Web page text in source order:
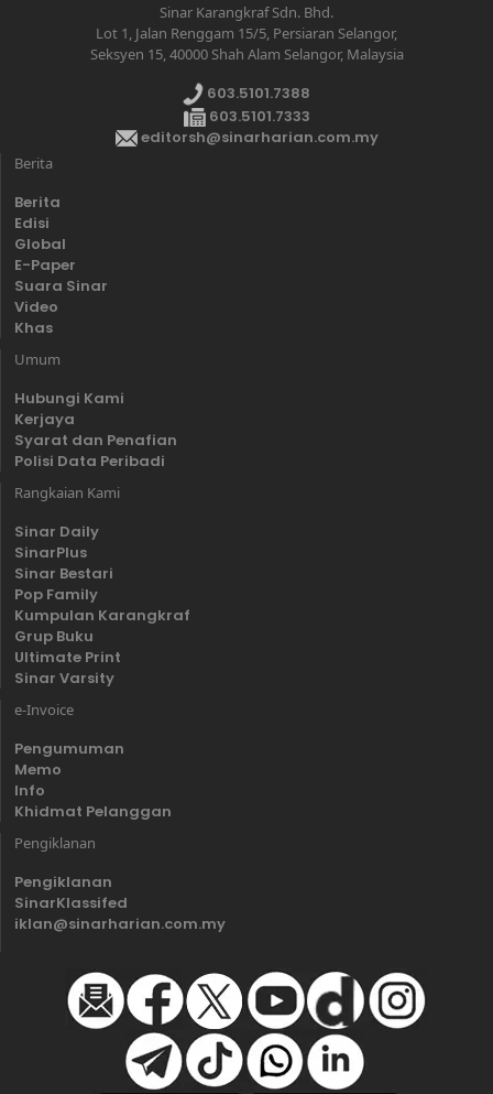
Sinar Karangkraf Sdn. Bhd.
Lot 1, Jalan Renggam 15/5, Persiaran Selangor,
Seksyen 15, 40000 Shah Alam Selangor, Malaysia
603.5101.7388
603.5101.7333
editorsh@sinarharian.com.my
Berita
Berita
Edisi
Global
E-Paper
Suara Sinar
Video
Khas
Umum
Hubungi Kami
Kerjaya
Syarat dan Penafian
Polisi Data Peribadi
Rangkaian Kami
Sinar Daily
SinarPlus
Sinar Bestari
Pop Family
Kumpulan Karangkraf
Grup Buku
Ultimate Print
Sinar Varsity
e-Invoice
Pengumuman
Memo
Info
Khidmat Pelanggan
Pengiklanan
Pengiklanan
SinarKlassifed
iklan@sinarharian.com.my